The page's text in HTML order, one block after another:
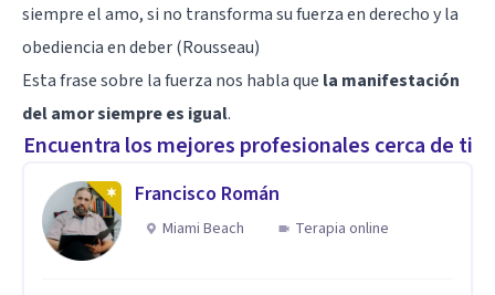
siempre el amo, si no transforma su fuerza en derecho y la
obediencia en deber (Rousseau)
Esta frase sobre la fuerza nos habla que la manifestación
del amor siempre es igual.
Encuentra los mejores profesionales cerca de ti
Francisco Román
Miami Beach Terapia online